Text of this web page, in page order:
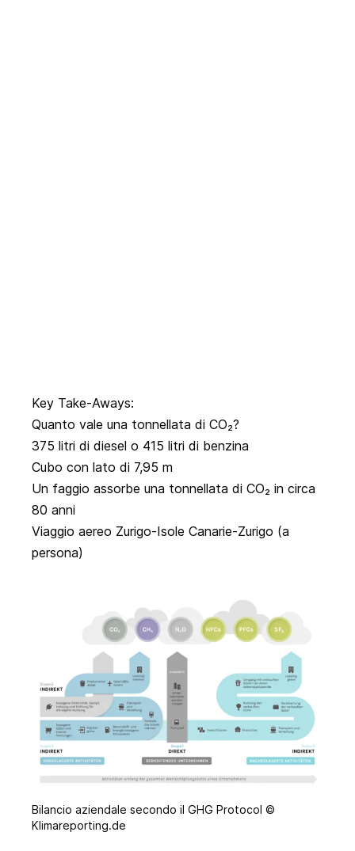
Key Take-Aways:
Quanto vale una tonnellata di CO₂?
375 litri di diesel o 415 litri di benzina
Cubo con lato di 7,95 m
Un faggio assorbe una tonnellata di CO₂ in circa
80 anni
Viaggio aereo Zurigo-Isole Canarie-Zurigo (a
persona)
Bilancio aziendale secondo il GHG Protocol ©
Klimareporting.de